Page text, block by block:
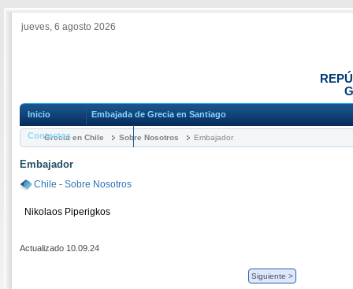
jueves, 6 agosto 2026
Inicio Embajada de Grecia en Santiago
Contactos
Grecia en Chile Sobre Nosotros Embajador
Embajador
Chile - Sobre Nosotros
Nikolaos Piperigkos
Actualizado 10.09.24
Siguiente >